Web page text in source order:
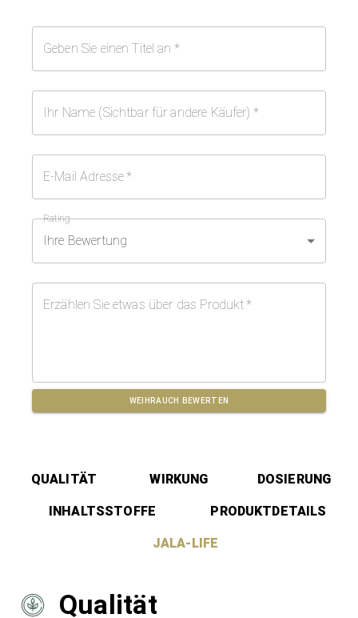
Geben Sie einen Titel an *
Ihr Name (Sichtbar für andere Käufer) *
E-Mail Adresse*
Rating
Ihre Bewertung
Erzählen Sie etwas über das Produkt*
WEIHRAUCH BEWERTEN
QUALITÄT WIRKUNG DOSIERUNG
INHALTSSTOFFE PRODUKTDETAILS
JALA-LIFE
Qualität